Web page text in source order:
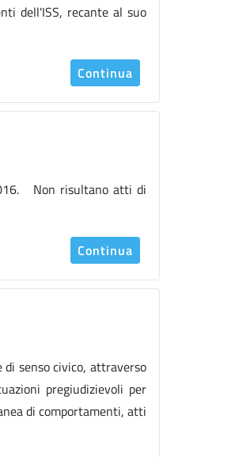
dell'ISS, recante al suo
Continua
Non risultano atti di
Continua
senso civico, attraverso
pregiudizievoli per
di comportamenti, atti